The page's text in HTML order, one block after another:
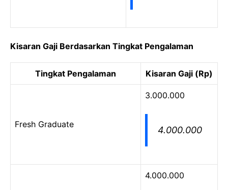
Kisaran Gaji Berdasarkan Tingkat Pengalaman
Tingkat Pengalaman Kisaran Gaji (Rp)
Fresh Graduate
3.000.000
4.000.000
4.000.000